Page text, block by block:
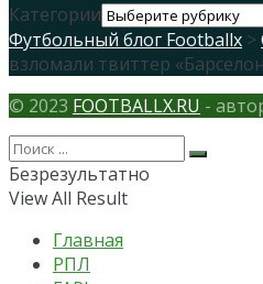
Категории
Футбольный блог Footballx >
взломали твиттер
© 2023 FOOTBALLX.RU -
Безрезультатно
View All Result
Главная
РПЛ